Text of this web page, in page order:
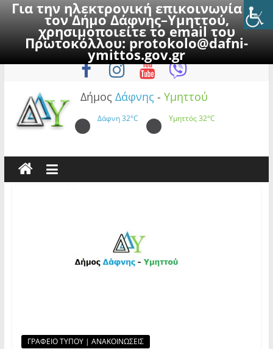
Για την ηλεκτρονική επικοινωνία με
τον Δήμο Δάφνης–Υμηττού,
χρησιμοποιείτε το email του
Πρωτοκόλλου:protokolo@dafni-
ymittos.gov.gr
to
Παρασκευή, 7 Αυγούστου 2026
Δήμος Δάφνης - Υμηττού
Δάφνη32°C Υμηττός32°C
ΓΡΑΦΕΙΟ ΤΥΠΟΥ | ΑΝΑΚΟΙΝΩΣΕΙΣ